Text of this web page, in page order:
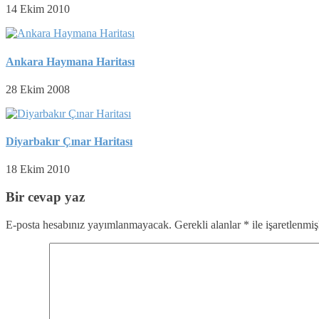
14 Ekim 2010
Ankara Haymana Haritası
28 Ekim 2008
Diyarbakır Çınar Haritası
18 Ekim 2010
Bir cevap yaz
E-posta hesabınız yayımlanmayacak. Gerekli alanlar * ile